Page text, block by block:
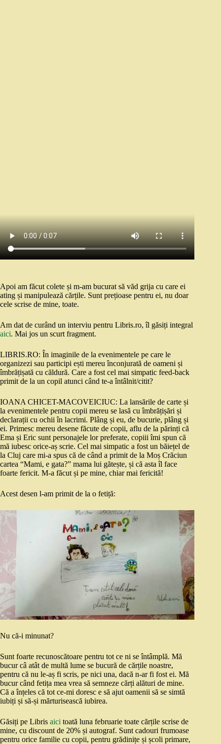
Apoi am făcut colete și m-am bucurat să văd grija cu care ei
ating și manipulează cărțile. Sunt prețioase pentru ei, nu doar
cele scrise de mine, toate.
Am dat de curând un interviu pentru Libris.ro, îl găsiți integral
aici. Mai jos un scurt fragment.
LIBRIS.RO: În imaginile de la evenimentele pe care le
organizezi sau participi ești mereu înconjurată de oameni și
îmbrățișată cu căldură. Care a fost cel mai simpatic feed-back
primit de la un copil atunci când te-a întâlnit/citit?
IOANA CHICET-MACOVEICIUC: La lansările de carte și
la evenimentele pentru copii mereu se lasă cu îmbrățișări și
declarații cu ochii în lacrimi. Plâng și eu, de bucurie, plâng și
ei. Primesc mereu desene făcute de copii, aflu de la părinți că
Ema și Eric sunt personajele lor preferate, copiii îmi spun că
mă iubesc orice-aș scrie. Cel mai simpatic a fost un băiețel de
la Cluj care mi-a spus că de când a primit de la Moș Crăciun
cartea “Mami, e gata?” mama lui gătește, și că asta îl face
foarte fericit. M-a făcut și pe mine, chiar mai fericită!
Acest desen l-am primit de la o fetiță:
Nu că-i minunat?
Sunt foarte recunoscătoare pentru tot ce ni se întâmplă. Mă
bucur câ atât de multă lume se bucură de cărțile noastre,
pentru că nu le-aș fi scris, pe nici una, dacă n-ar fi fost ei. Mă
bucur când fetița mea vrea să semneze cărți alături de mine.
Că a înțeles că tot ce-mi doresc e să ajut oamenii să se simtă
iubiți și să-și mărturisească iubirea.
Găsiți pe Libris aici toată luna februarie toate cărțile scrise de
mine, cu discount de 20% și autograf. Sunt cadouri frumoase
pentru orice familie cu copii, pentru grădinițe și școli primare,